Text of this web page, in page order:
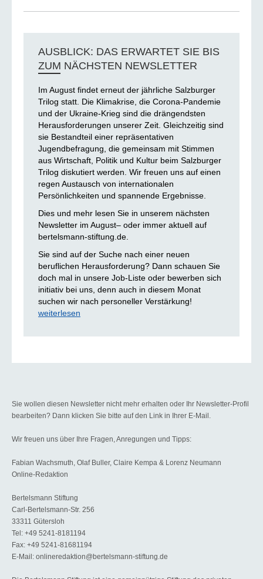
AUSBLICK: DAS ERWARTET SIE BIS
ZUM NÄCHSTEN NEWSLETTER
Im August findet erneut der jährliche Salzburger
Trilog statt. Die Klimakrise, die Corona-Pandemie
und der Ukraine-Krieg sind die drängendsten
Herausforderungen unserer Zeit. Gleichzeitig sind
sie Bestandteil einer repräsentativen
Jugendbefragung, die gemeinsam mit Stimmen
aus Wirtschaft, Politik und Kultur beim Salzburger
Trilog diskutiert werden. Wir freuen uns auf einen
regen Austausch von internationalen
Persönlichkeiten und spannende Ergebnisse.
Dies und mehr lesen Sie in unserem nächsten
Newsletter im August– oder immer aktuell auf
bertelsmann-stiftung.de.
Sie sind auf der Suche nach einer neuen
beruflichen Herausforderung? Dann schauen Sie
doch mal in unsere Job-Liste oder bewerben sich
initiativ bei uns, denn auch in diesem Monat
suchen wir nach personeller Verstärkung!
weiterlesen
Sie wollen diesen Newsletter nicht mehr erhalten oder Ihr Newsletter-Profil
bearbeiten? Dann klicken Sie bitte auf den Link in Ihrer E-Mail.
Wir freuen uns über Ihre Fragen, Anregungen und Tipps:
Fabian Wachsmuth, Olaf Buller, Claire Kempa & Lorenz Neumann
Online-Redaktion
Bertelsmann Stiftung
Carl-Bertelsmann-Str. 256
33311 Gütersloh
Tel: +49 5241-8181194
Fax: +49 5241-81681194
E-Mail: onlineredaktion@bertelsmann-stiftung.de